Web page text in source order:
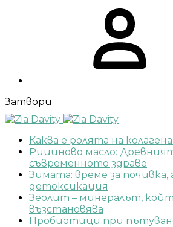
Затвори
Каква е ролята на
Рициново масло:
съвременното здраве
Зимата: време за почивка,
детоксикация
Зеолит – минералът,
възстановява
Пробиотици при